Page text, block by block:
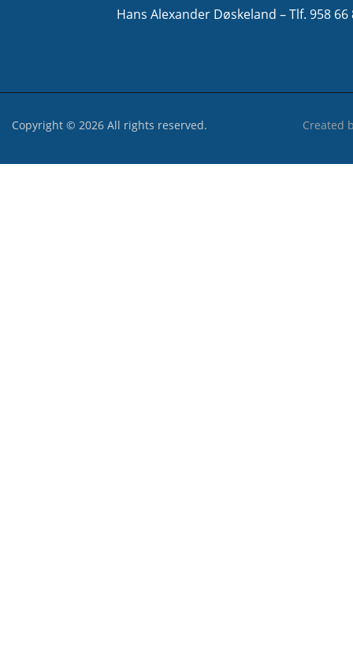
Hans Alexander Døskeland – Tlf. 958 66
Copyright © 2026 All rights reserved. Created